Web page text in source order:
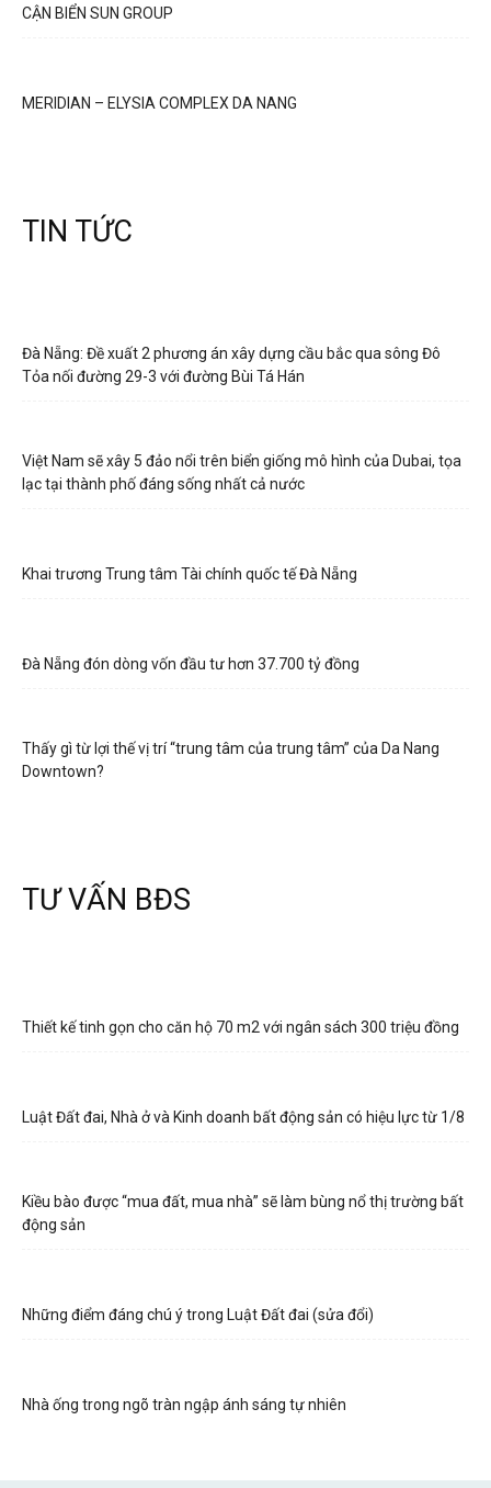
CẬN BIỂN SUN GROUP
MERIDIAN – ELYSIA COMPLEX DA NANG
TIN TỨC
Đà Nẵng: Đề xuất 2 phương án xây dựng cầu bắc qua sông Đô
Tỏa nối đường 29-3 với đường Bùi Tá Hán
Việt Nam sẽ xây 5 đảo nổi trên biển giống mô hình của Dubai, tọa
lạc tại thành phố đáng sống nhất cả nước
Khai trương Trung tâm Tài chính quốc tế Đà Nẵng
Đà Nẵng đón dòng vốn đầu tư hơn 37.700 tỷ đồng
Thấy gì từ lợi thế vị trí “trung tâm của trung tâm” của Da Nang
Downtown?
TƯ VẤN BĐS
Thiết kế tinh gọn cho căn hộ 70 m2 với ngân sách 300 triệu đồng
Luật Đất đai, Nhà ở và Kinh doanh bất động sản có hiệu lực từ 1/8
Kiều bào được “mua đất, mua nhà” sẽ làm bùng nổ thị trường bất
động sản
Những điểm đáng chú ý trong Luật Đất đai (sửa đổi)
Nhà ống trong ngõ tràn ngập ánh sáng tự nhiên